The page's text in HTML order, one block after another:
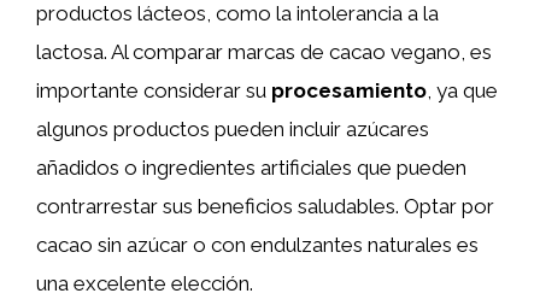
productos lácteos, como la intolerancia a la
lactosa. Al comparar marcas de cacao vegano, es
importante considerar su procesamiento, ya que
algunos productos pueden incluir azúcares
añadidos o ingredientes artificiales que pueden
contrarrestar sus beneficios saludables. Optar por
cacao sin azúcar o con endulzantes naturales es
una excelente elección.